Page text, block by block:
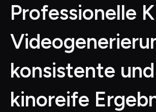
Professionelle
konsistente und
kinoreife